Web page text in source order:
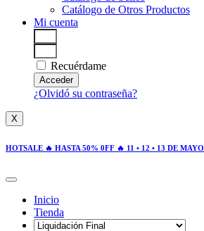
Catálogo de Otros Productos
Mi cuenta
Recuérdame
Acceder
¿Olvidó su contraseña?
X
HOTSALE 🔥 HASTA 50% 0FF 🔥 11 • 12 • 13 DE MAYO
Inicio
Tienda